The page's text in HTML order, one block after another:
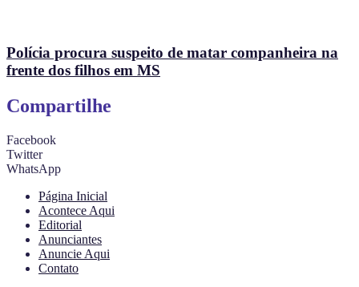
Polícia procura suspeito de matar companheira na
frente dos filhos em MS
Compartilhe
Facebook
Twitter
WhatsApp
Página Inicial
Acontece Aqui
Editorial
Anunciantes
Anuncie Aqui
Contato